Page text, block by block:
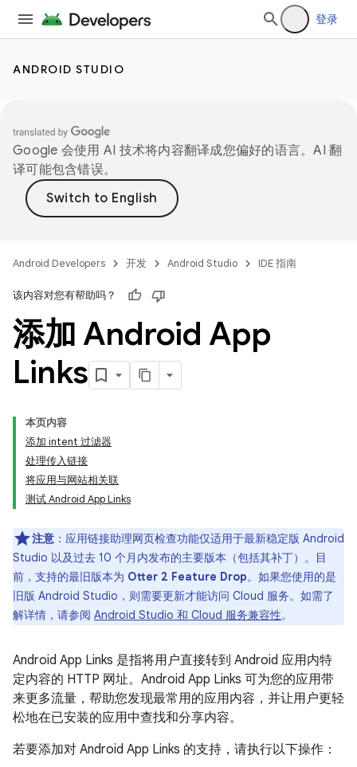
登录
ANDROID STUDIO
Google 会使用 AI 技术将内容翻译成您偏好的语言。AI 翻
译可能包含错误。
Android Developers 开发 Android Studio IDE 指南
该内容对您有帮助吗？
添加 Android App
Links
本页内容
添加 intent 过滤器
处理传入链接
将应用与网站相关联
测试 Android App Links
注意 ：应用链接助理网页检查功能仅适用于最新稳定版 Android
Studio 以及过去 10 个月内发布的主要版本（包括其补丁）。目
前，支持的最旧版本为 Otter 2 Feature Drop。如果您使用的是
旧版 Android Studio，则需要更新才能访问 Cloud 服务。如需了
解详情，请参阅 Android Studio 和 Cloud 服务兼容性。
Android App Links 是指将用户直接转到 Android 应用内特
定内容的 HTTP 网址。Android App Links 可为您的应用带
来更多流量，帮助您发现最常用的应用内容，并让用户更轻
松地在已安装的应用中查找和分享内容。
若要添加对 Android App Links 的支持，请执行以下操作：